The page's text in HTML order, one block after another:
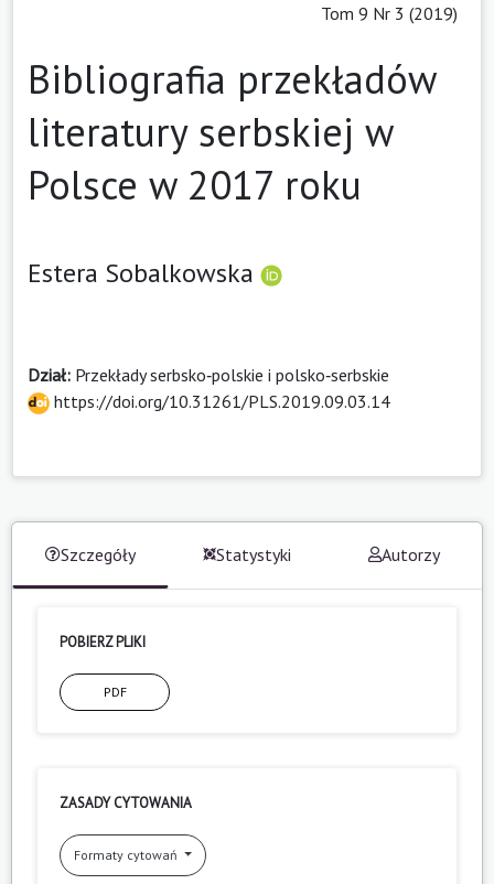
Tom 9 Nr 3 (2019)
Bibliografia przekładów
literatury serbskiej w
Polsce w 2017 roku
Estera Sobalkowska
Dział: Przekłady serbsko‑polskie i polsko‑serbskie
https://doi.org/10.31261/PLS.2019.09.03.14
Szczegóły Statystyki Autorzy
POBIERZ PLIKI
PDF
ZASADY CYTOWANIA
Formaty cytowań